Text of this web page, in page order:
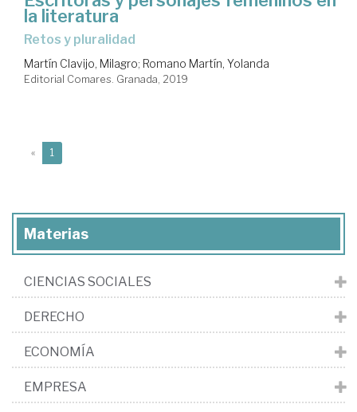
la literatura
retos y pluralidad
Martín Clavijo, Milagro; Romano Martín, Yolanda
Editorial Comares. Granada, 2019
« 1
Materias
CIENCIAS SOCIALES
DERECHO
ECONOMÍA
EMPRESA